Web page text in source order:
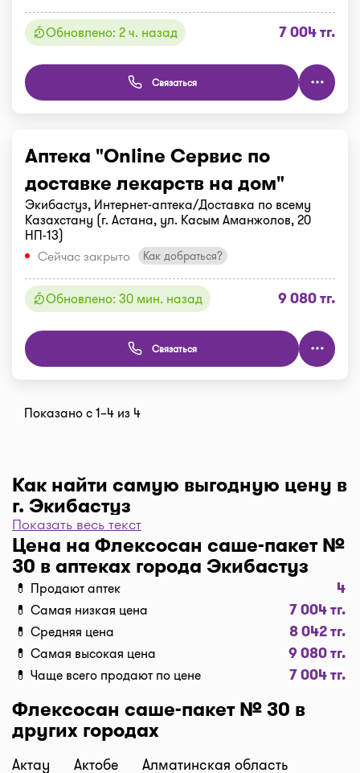
Обновлено: 2 ч. назад 7 004 тг.
Связаться
Аптека "Online Сервис по
доставке лекарств на дом"
Экибастуз, Интернет-аптека/Доставка по всему
Казахстану (г. Астана, ул. Касым Аманжолов, 20
НП-13)
Сейчас закрыто
Как добраться?
Обновлено: 30 мин. назад 9 080 тг.
Связаться
Показано с 1–4 из 4
Как найти самую выгодную цену в
г. Экибастуз
Чтобы отфильтровать аптеки по цене, нажмите
"Фильтр", далее "По цене, от 1..." и кнопку
"Выбрать". Самая низкая цена в аптеке перед
вами. Экономьте с помощью сервиса I-teka!
Доставка
Нужна быстрая доставка лекарств в г. Экибастуз?
Добавляйте нужные препараты по кнопке
"Купить", оформляйте заявку в корзине "Выбрать
аптеку" и наши курьеры доставят препараты
домой или на работу по оптимальной цене.
Средняя цена доставки лекарств на данный
момент от 1500 тг. до 2500 тг. (стоимость зависит
Показать весь текст
Цена на Флексосан саше-пакет №
30 в аптеках города Экибастуз
💊 Продают аптек 4
💊 Самая низкая цена 7 004 тг.
💊 Средняя цена 8 042 тг.
💊 Самая высокая цена 9 080 тг.
💊 Чаще всего продают по цене 7 004 тг.
Флексосан саше-пакет № 30 в
других городах
Актау Актобе
Алматинская область